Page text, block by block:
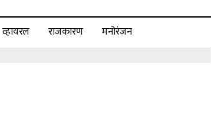
व्हायरल राजकारण मनोरंजन